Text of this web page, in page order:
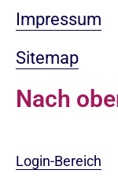
Impressum
Sitemap
Nach
Login-Bereich